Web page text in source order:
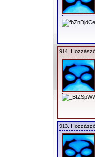
914.
913.